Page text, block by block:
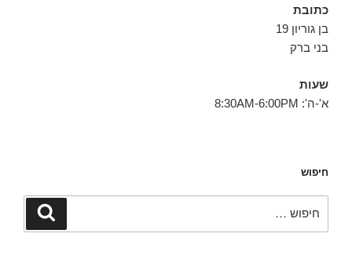
כתובת
בן גוריון 19
בני ברק
שעות
א'-ה': 8:30AM-6:00PM
חיפוש
חיפוש